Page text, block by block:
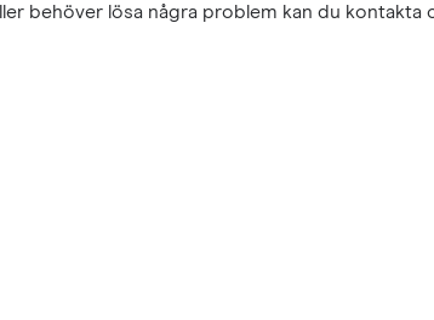
behöver lösa några problem kan du